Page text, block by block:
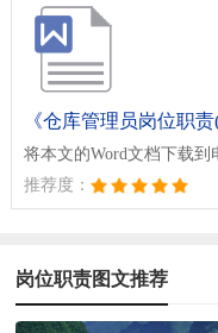
《仓库管理员岗位职责
将本文的Word文档下载
推荐度：
岗位职责图文推荐